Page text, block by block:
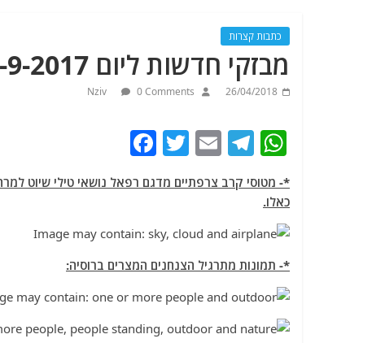
כתבות קצרות
מבזקי חדשות ליום 15-9-2017.מתעדכן.
26/04/2018
Nziv 0 Comments
W
at
s
A
p
p
T
e
g
ra
m
E
ai
T
itt
er
c
e
b
o
o
k
כאלו.
*- תמונות מתרגיל הצנחנים המצרים ברוסיה: